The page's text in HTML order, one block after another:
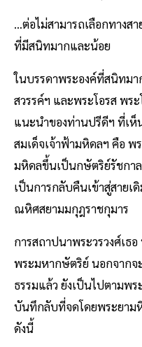
…ต่อไม่สามารถเลือกทางส
ที่มีสนิทมากและน้อย
ในบรรดาพระองค์ที่สนิทม
สวรรค์ฯ และพระโอรส พร
แนะนำของท่านปรีดีฯ ที่เห็
สมเด็จเจ้าฟ้ามหิดลฯ คือ พ
มหิดลขึ้นเป็นกษัตริย์รัชกา
เป็นการกลับคืนเข้าสู่สายเ
ณหิศสยามมกุฎราชกุมาร
การสถาปนาพระวรวงศ์เธ
พระมหากษัตริย์ นอกจากจ
ธรรมแล้ว ยังเป็นไปตามพ
บันทึกลับที่จดโดยพระยามหิ
ดังนี้